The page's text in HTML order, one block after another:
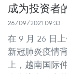
成为投资者
26/09/2021 09:33
在 9 月 26 日
新冠肺炎疫情
上，越南国际